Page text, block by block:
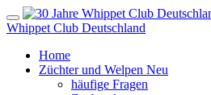
Whippet Club Deutschland
Home
Züchter und Welpen Neu
häufige Fragen